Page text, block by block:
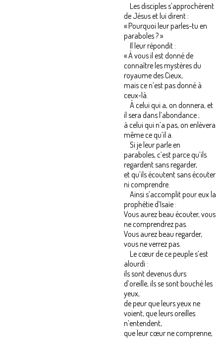
Les disciples s’approchèrent
de Jésus et lui dirent :
« Pourquoi leur parles-tu en
paraboles ? »
Il leur répondit :
« À vous il est donné de
connaître les mystères du
royaume des Cieux,
mais ce n’est pas donné à
ceux-là.
À celui qui a, on donnera, et
il sera dans l’abondance ;
à celui qui n’a pas, on enlèvera
même ce qu’il a.
Si je leur parle en
paraboles, c’est parce qu’ils
regardent sans regarder,
et qu’ils écoutent sans écouter
ni comprendre.
Ainsi s’accomplit pour eux la
prophétie d’Isaïe :
Vous aurez beau écouter, vous
ne comprendrez pas.
Vous aurez beau regarder,
vous ne verrez pas.
Le cœur de ce peuple s’est
alourdi :
ils sont devenus durs
d’oreille, ils se sont bouché les
yeux,
de peur que leurs yeux ne
voient, que leurs oreilles
n’entendent,
que leur cœur ne comprenne,